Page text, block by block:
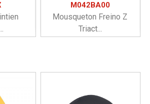
M042BA00
Mousqueton Freino Z
Triact...